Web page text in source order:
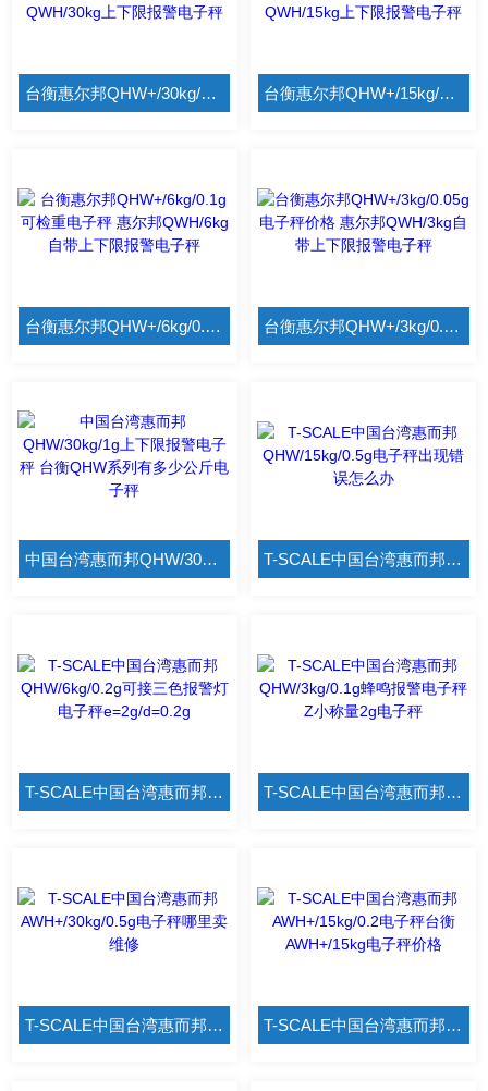
台衡惠尔邦QHW+/30kg/0.5g产品检定合格电子秤 惠尔邦QWH/30kg上下限报警电子秤 台衡惠尔邦QHW+/15kg/0.2g通讯232串口电子秤 惠尔邦QWH/15kg上下限报警电子秤
台衡惠尔邦QHW+/6kg/0.1g可检重电子秤 惠尔邦QWH/6kg自带上下限报警电子秤 台衡惠尔邦QHW+/3kg/0.05g电子秤价格 惠尔邦QWH/3kg自带上下限报警电子秤
中国台湾惠而邦QHW/30kg/1g上下限报警电子秤 台衡QHW系列有多少公斤电子秤 T-SCALE中国台湾惠而邦QHW/15kg/0.5g电子秤出现错误怎么办
T-SCALE中国台湾惠而邦QHW/6kg/0.2g可接三色报警灯电子秤e=2g/d=0.2g T-SCALE中国台湾惠而邦QHW/3kg/0.1g蜂鸣报警电子秤Z小称量2g电子秤
T-SCALE中国台湾惠而邦AWH+/30kg/0.5g电子秤哪里卖维修 T-SCALE中国台湾惠而邦AWH+/15kg/0.2电子秤台衡AWH+/15kg电子秤价格